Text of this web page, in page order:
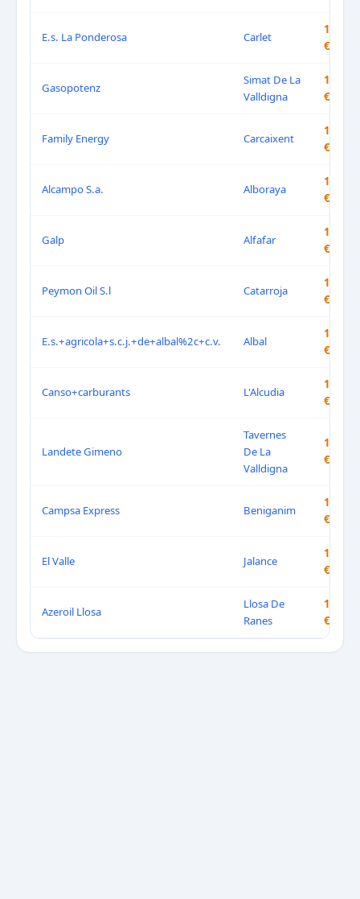
E.s. La Ponderosa Carlet
1.659
€/L
Gasopotenz
Simat De La
Valldigna
1.659
€/L
Family Energy Carcaixent
1.659
€/L
Alcampo S.a. Alboraya
1.659
€/L
Galp Alfafar
1.669
€/L
Peymon Oil S.l Catarroja
1.679
€/L
E.s.+agricola+s.c.j.+de+albal%2c+c.v. Albal
1.679
€/L
Canso+carburants L'Alcudia
1.699
€/L
Landete Gimeno
Tavernes
De La
Valldigna
1.699
€/L
Campsa Express Beniganim
1.705
€/L
El Valle Jalance
1.709
€/L
Azeroil Llosa
Llosa De
Ranes
1.712
€/L